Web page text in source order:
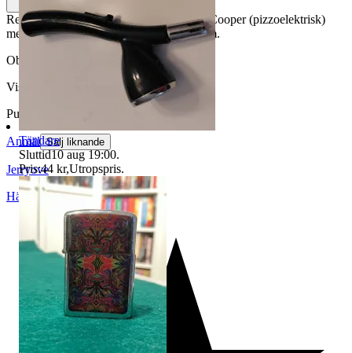
Reklamtändare från Price Waterhouse & Cooper (pizzoelektrisk)
med fodral, längd 9 cm & diameter 13 mm.
Objektnr
Visningar
Publicerad
Anmäl Sälj liknande
Jerryove
Härnösand,Sverige
Tändare
Sluttid10 aug 19:00.
Pris:44 kr,Utropspris.